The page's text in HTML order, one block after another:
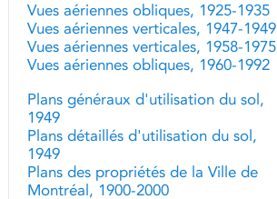
Vues aériennes obliques, 1925-1935
Vues aériennes verticales, 1947-1949
Vues aériennes verticales, 1958-1975
Vues aériennes obliques, 1960-1992
Plans généraux d'utilisation du sol,
1949
Plans détaillés d'utilisation du sol,
1949
Plans des propriétés de la Ville de
Montréal, 1900-2000